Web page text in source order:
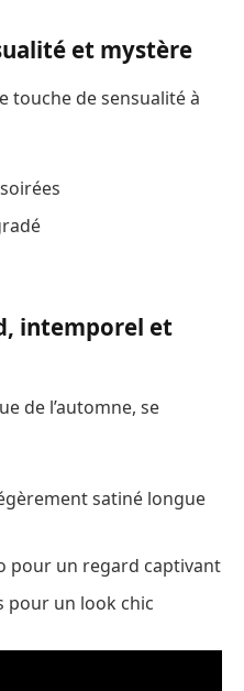
et mystère
touche de sensualité à
intemporel et
de l’automne, se
satiné longue
pour un regard captivant
pour un look chic